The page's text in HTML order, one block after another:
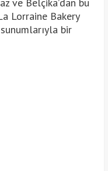
Lorraine Bakery
bir